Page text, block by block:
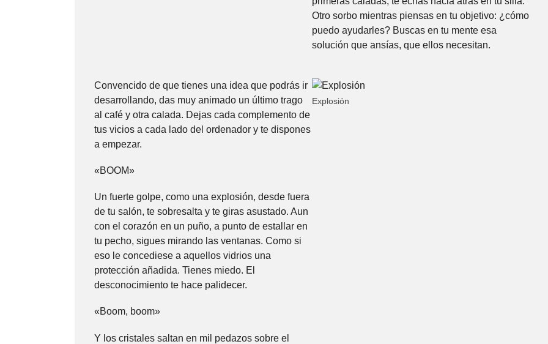
Otro sorbo mientras piensas en tu objetivo: ¿cómo
puedo ayudarles? Buscas en tu mente esa
solución que ansías, que ellos necesitan.
Explosión
Convencido de que tienes una idea que podrás ir
desarrollando, das muy animado un último trago
al café y otra calada. Dejas cada complemento de
tus vicios a cada lado del ordenador y te dispones
a empezar.
«BOOM»
Un fuerte golpe, como una explosión, desde fuera
de tu salón, te sobresalta y te giras asustado. Aun
con el corazón en un puño, a punto de estallar en
tu pecho, sigues mirando las ventanas. Como si
eso le concediese a aquellos vidrios una
protección añadida. Tienes miedo. El
desconocimiento te hace palidecer.
«Boom, boom»
Y los cristales saltan en mil pedazos sobre el